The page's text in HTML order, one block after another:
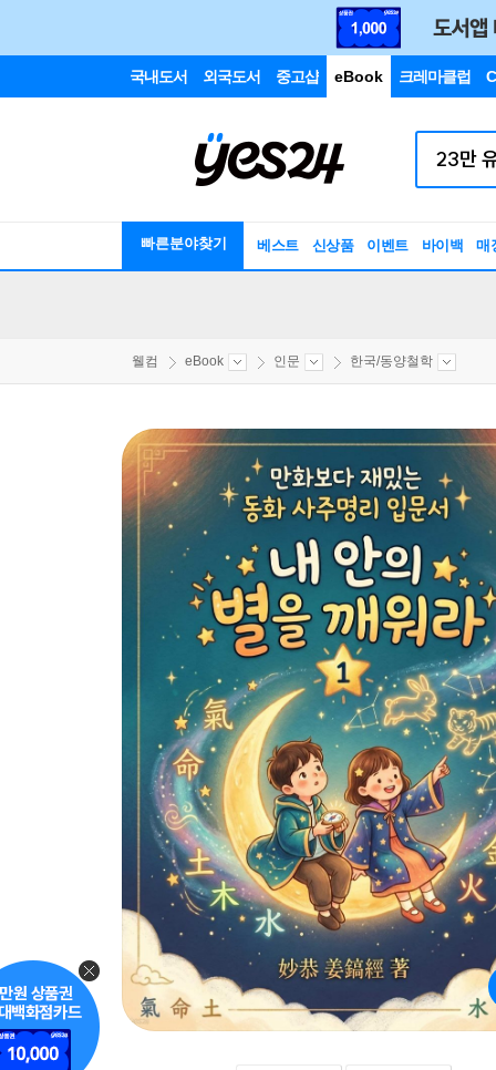
국내도서 외국도서 중고샵 eBook 크레마클럽
빠른분야찾기 베스트 신상품 이벤트 바이백 매
웰컴 eBook 인문 한국/동양철학